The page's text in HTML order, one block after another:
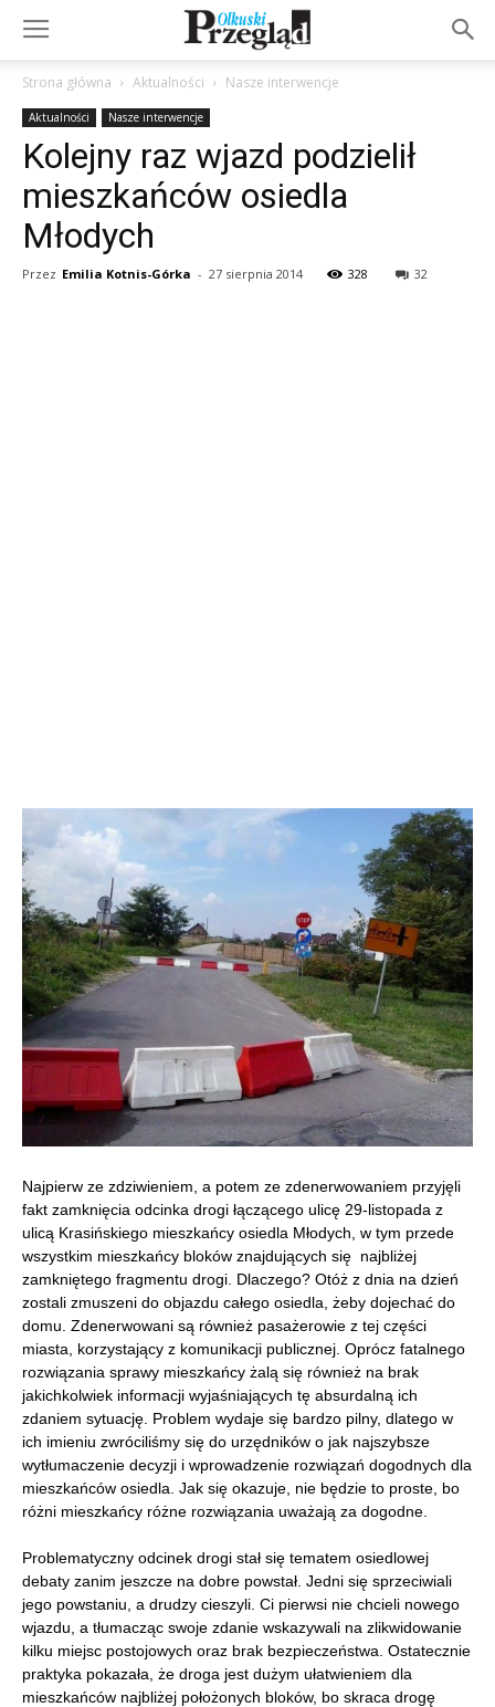
Strona główna Aktualności Nasze interwencje
Aktualności Nasze interwencje
Kolejny raz wjazd podzielił
mieszkańców osiedla
Młodych
Przez Emilia Kotnis-Górka - 27 sierpnia 2014 328 32
Najpierw ze zdziwieniem, a potem ze zdenerwowaniem przyjęli
fakt zamknięcia odcinka drogi łączącego ulicę 29-listopada z
ulicą Krasińskiego mieszkańcy osiedla Młodych, w tym przede
wszystkim mieszkańcy bloków znajdujących się najbliżej
zamkniętego fragmentu drogi. Dlaczego? Otóż z dnia na dzień
zostali zmuszeni do objazdu całego osiedla, żeby dojechać do
domu. Zdenerwowani są również pasażerowie z tej części
miasta, korzystający z komunikacji publicznej. Oprócz fatalnego
rozwiązania sprawy mieszkańcy żalą się również na brak
jakichkolwiek informacji wyjaśniających tę absurdalną ich
zdaniem sytuację. Problem wydaje się bardzo pilny, dlatego w
ich imieniu zwróciliśmy się do urzędników o jak najszybsze
wytłumaczenie decyzji i wprowadzenie rozwiązań dogodnych dla
mieszkańców osiedla. Jak się okazuje, nie będzie to proste, bo
różni mieszkańcy różne rozwiązania uważają za dogodne.
Problematyczny odcinek drogi stał się tematem osiedlowej
debaty zanim jeszcze na dobre powstał. Jedni się sprzeciwiali
jego powstaniu, a drudzy cieszyli. Ci pierwsi nie chcieli nowego
wjazdu, a tłumacząc swoje zdanie wskazywali na zlikwidowanie
kilku miejsc postojowych oraz brak bezpieczeństwa. Ostatecznie
praktyka pokazała, że droga jest dużym ułatwieniem dla
mieszkańców najbliżej położonych bloków, bo skraca drogę